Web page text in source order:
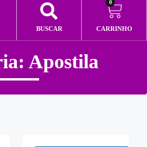
BUSCAR
0
CARRINHO
Apostila